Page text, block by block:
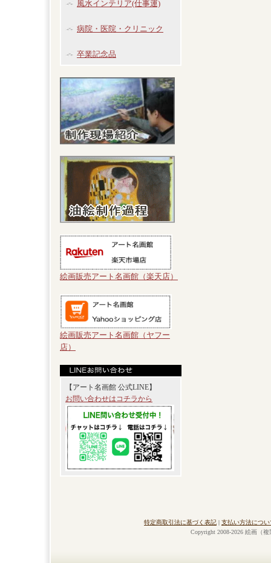
風水インテリア(仕事運)
病院・医院・クリニック
卒業記念品
絵画販売アート名画館（楽天店）
絵画販売アート名画館（ヤフー
店）
【アート名画館 公式LINE】
お問い合わせはコチラから
特定商取引法に基づく表記 | 支払い方法につい
Copyright 2008-2026 絵画（